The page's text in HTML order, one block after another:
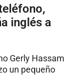
inglés a
Gerly Hassam
un pequeño